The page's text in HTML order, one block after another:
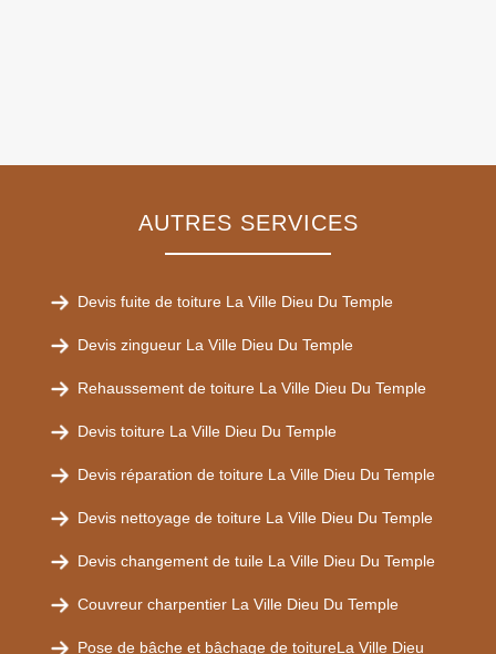
AUTRES SERVICES
Devis fuite de toiture La Ville Dieu Du Temple
Devis zingueur La Ville Dieu Du Temple
Rehaussement de toiture La Ville Dieu Du Temple
Devis toiture La Ville Dieu Du Temple
Devis réparation de toiture La Ville Dieu Du Temple
Devis nettoyage de toiture La Ville Dieu Du Temple
Devis changement de tuile La Ville Dieu Du Temple
Couvreur charpentier La Ville Dieu Du Temple
Pose de bâche et bâchage de toitureLa Ville Dieu